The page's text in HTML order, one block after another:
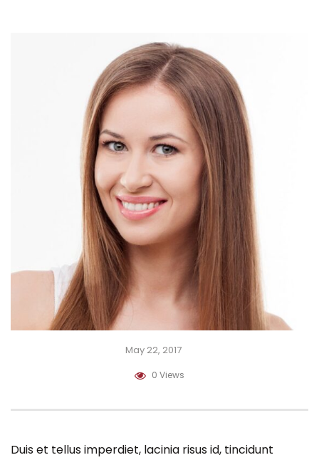
May 22, 2017
0 Views
Duis et tellus imperdiet, lacinia risus id, tincidunt